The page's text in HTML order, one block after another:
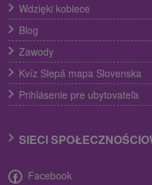
Wdzięki kobiece
Blog
Zawody
Kvíz Slepá mapa Slovenska
Prihlásenie pre ubytovateľa
SIECI
Facebook